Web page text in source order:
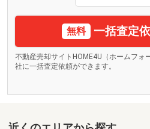
無料 一括査定
不動産売却サイトHOME4U（ホームフォ
社に一括査定依頼ができます。